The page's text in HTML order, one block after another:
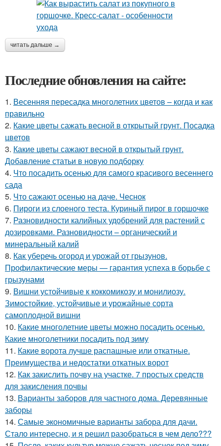
читать дальше →
Последние обновления на сайте:
1. Весенняя пересадка многолетних цветов – когда и как
правильно
2. Какие цветы сажать весной в открытый грунт. Посадка
цветов
3. Какие цветы сажают весной в открытый грунт.
Добавление статьи в новую подборку
4. Что посадить осенью для самого красивого весеннего
сада
5. Что сажают осенью на даче. Чеснок
6. Пироги из слоеного теста. Куриный пирог в горшочке
7. Разновидности калийных удобрений для растений с
дозировками. Разновидности – органический и
минеральный калий
8. Как уберечь огород и урожай от грызунов.
Профилактические меры — гарантия успеха в борьбе с
грызунами
9. Вишни устойчивые к коккомикозу и монилиозу.
Зимостойкие, устойчивые и урожайные сорта
самоплодной вишни
10. Какие многолетние цветы можно посадить осенью.
Какие многолетники посадить под зиму
11. Какие ворота лучше распашные или откатные.
Преимущества и недостатки откатных ворот
12. Как закислить почву на участке. 7 простых средств
для закисления почвы
13. Варианты заборов для частного дома. Деревянные
заборы
14. Самые экономичные варианты забора для дачи.
Стало интересно, и я решил разобраться в чем дело???